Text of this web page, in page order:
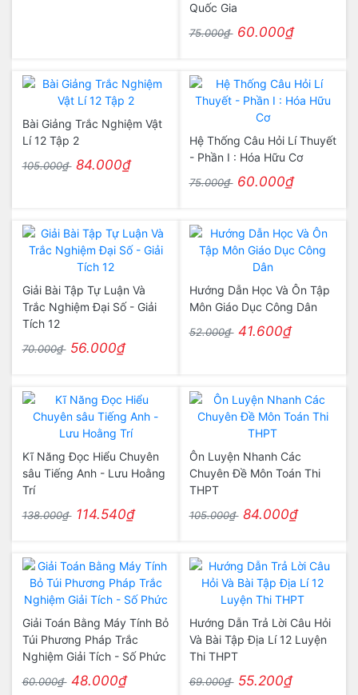
Quốc Gia
75.000₫ 60.000₫
Bài Giảng Trắc Nghiệm Vật
Lí 12 Tập 2
105.000₫ 84.000₫
Hệ Thống Câu Hỏi Lí Thuyết
- Phần I : Hóa Hữu Cơ
75.000₫ 60.000₫
Giải Bài Tập Tự Luận Và
Trắc Nghiệm Đại Số - Giải
Tích 12
70.000₫ 56.000₫
Hướng Dẫn Học Và Ôn Tập
Môn Giáo Dục Công Dân
52.000₫ 41.600₫
Kĩ Năng Đọc Hiểu Chuyên
sâu Tiếng Anh - Lưu Hoằng
Trí
138.000₫ 114.540₫
Ôn Luyện Nhanh Các
Chuyên Đề Môn Toán Thi
THPT
105.000₫ 84.000₫
Giải Toán Bằng Máy Tính Bỏ
Túi Phương Pháp Trắc
Nghiệm Giải Tích - Số Phức
60.000₫ 48.000₫
Hướng Dẫn Trả Lời Câu Hỏi
Và Bài Tập Địa Lí 12 Luyện
Thi THPT
69.000₫ 55.200₫